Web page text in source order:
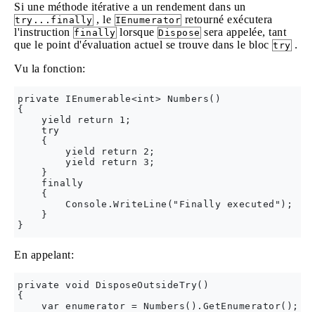
Si une méthode itérative a un rendement dans un
try...finally , le IEnumerator retourné exécutera
l'instruction finally lorsque Dispose sera appelée, tant
que le point d'évaluation actuel se trouve dans le bloc try .
Vu la fonction:
private IEnumerable<int> Numbers()
{
    yield return 1;
    try
    {
        yield return 2;
        yield return 3;
    }
    finally
    {
        Console.WriteLine("Finally executed");
    }
En appelant:
private void DisposeOutsideTry()
{
    var enumerator = Numbers().GetEnumerator();